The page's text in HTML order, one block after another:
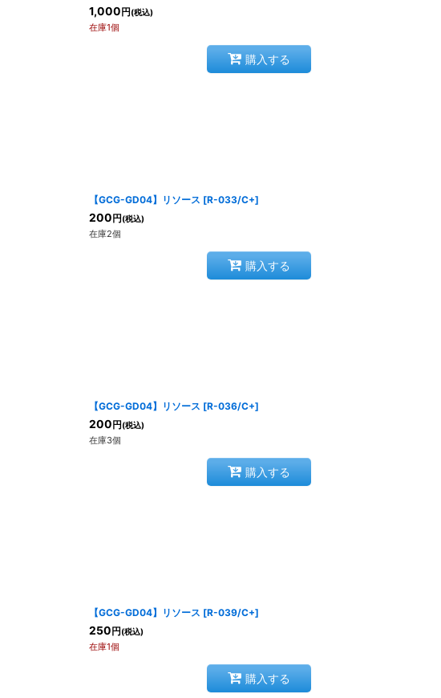
1,000 円 (税込)
在庫1個
購入する
【GCG-GD04】リソース [R-033/C+]
200 円 (税込)
在庫2個
購入する
【GCG-GD04】リソース [R-036/C+]
200 円 (税込)
在庫3個
購入する
【GCG-GD04】リソース [R-039/C+]
250 円 (税込)
在庫1個
購入する